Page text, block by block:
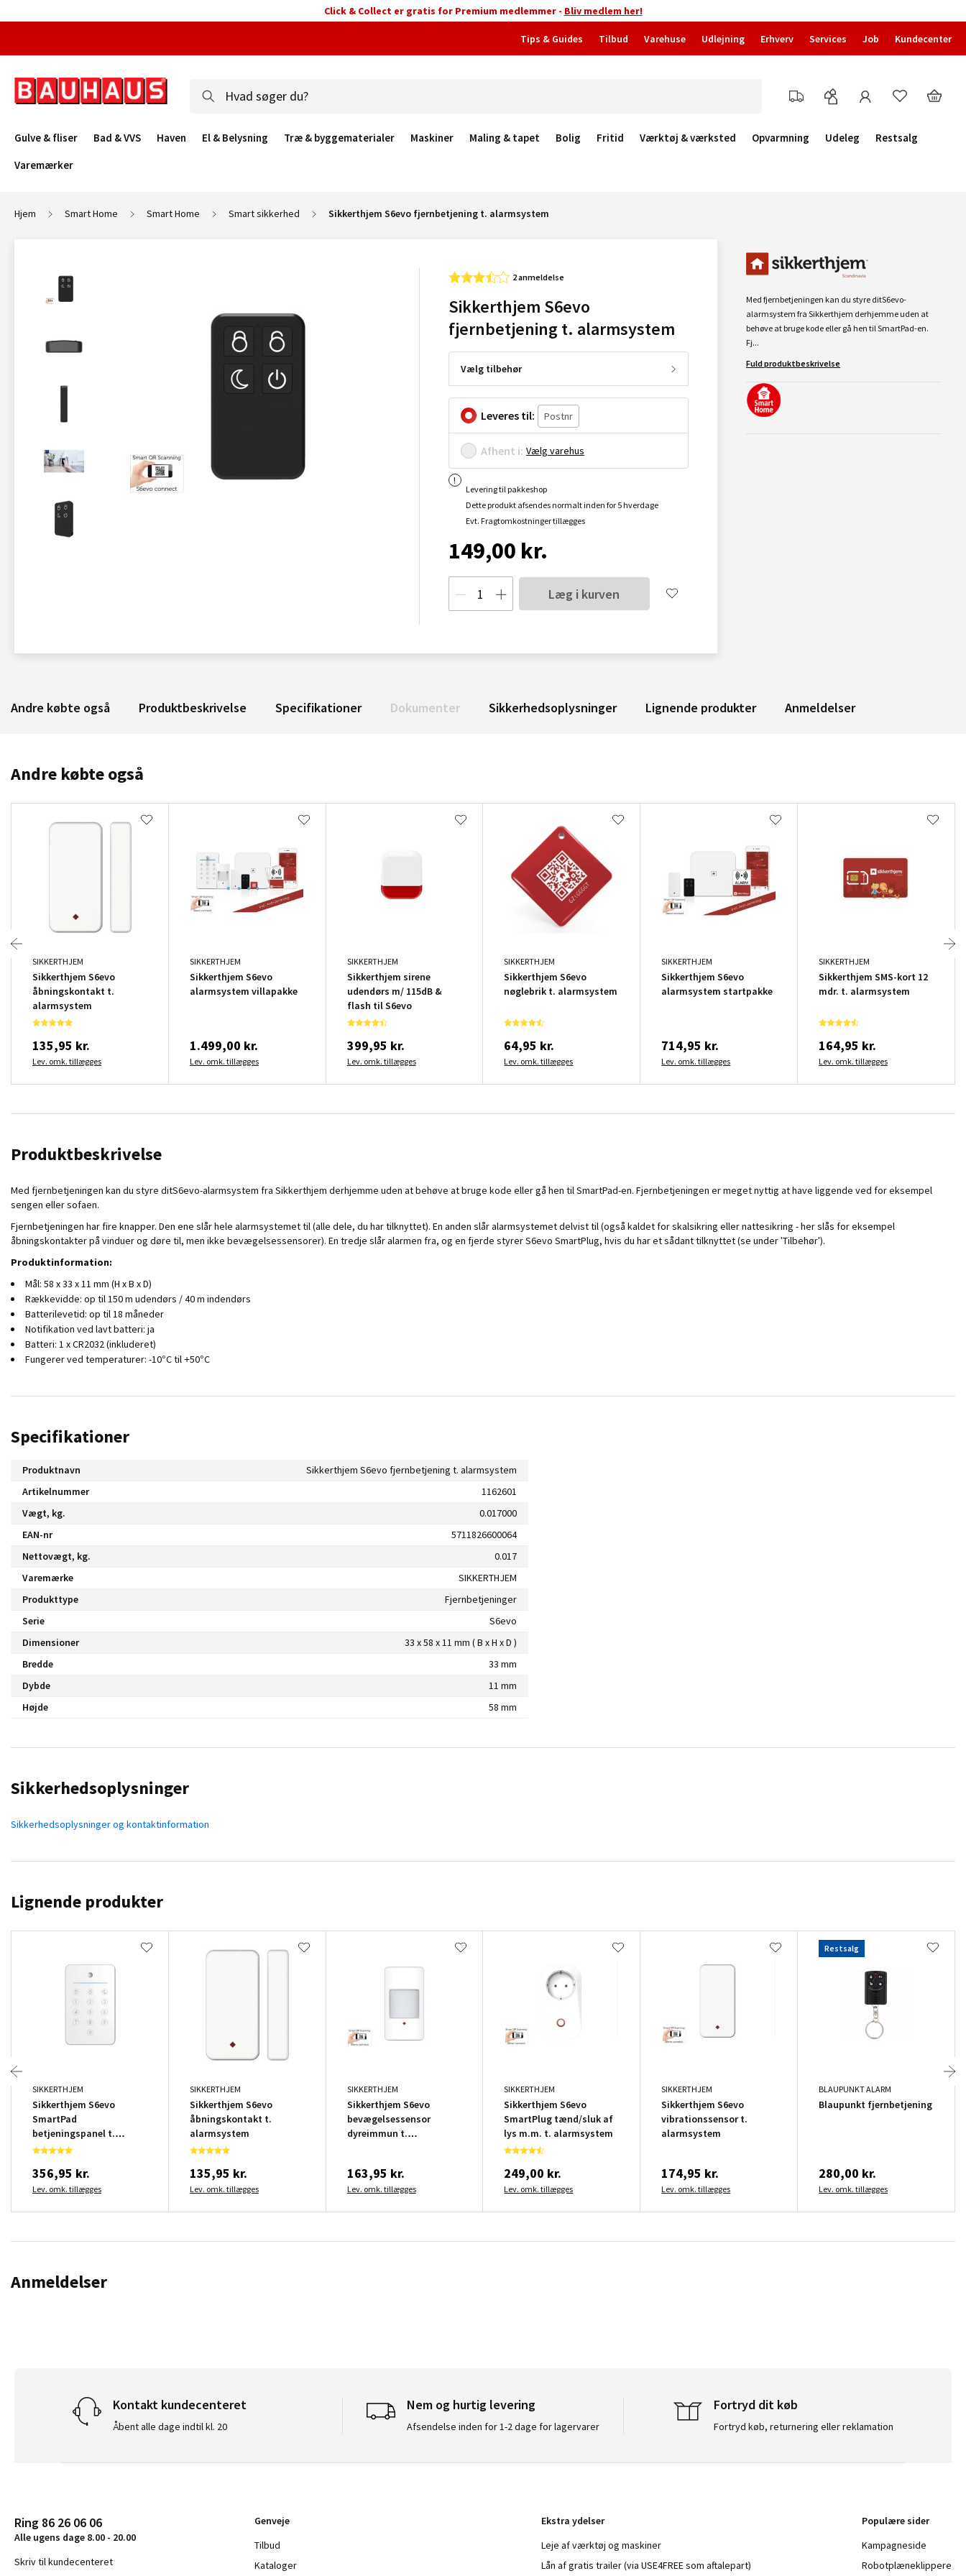
Click & Collect er gratis for Premium medlemmer - Bliv medlem her!
Tips & Guides Tilbud Varehuse Udlejning Erhverv Services Job Kundecenter
Gulve & fliser Bad & VVS Haven El & Belysning Træ & byggematerialer Maskiner Maling & tapet Bolig Fritid Værktøj & værksted Opvarmning Udeleg
Restsalg
Varemærker
Hjem Smart Home Smart Home Smart sikkerhed Sikkerthjem S6evo fjernbetjening t. alarmsystem
2 anmeldelse
Sikkerthjem S6evo
fjernbetjening t. alarmsystem
Vælg tilbehør
Leveres til:
Afhent i: Vælg varehus
Levering til pakkeshop
Dette produkt afsendes normalt inden for 5 hverdage
Evt. Fragtomkostninger tillægges
149,00 kr.
Læg i kurven
Med fjernbetjeningen kan du styre ditS6evo-
alarmsystem fra Sikkerthjem derhjemme uden at
behøve at bruge kode eller gå hen til SmartPad-en.
Fj...
Fuld produktbeskrivelse
Andre købte også Produktbeskrivelse Specifikationer Dokumenter Sikkerhedsoplysninger Lignende produkter Anmeldelser
Andre købte også
SIKKERTHJEM
Sikkerthjem S6evo
åbningskontakt t.
alarmsystem
135,95 kr.
Lev. omk. tillægges
SIKKERTHJEM
Sikkerthjem S6evo
alarmsystem villapakke
1.499,00 kr.
Lev. omk. tillægges
SIKKERTHJEM
Sikkerthjem sirene
udendørs m/ 115dB &
flash til S6evo
399,95 kr.
Lev. omk. tillægges
SIKKERTHJEM
Sikkerthjem S6evo
nøglebrik t. alarmsystem
64,95 kr.
Lev. omk. tillægges
SIKKERTHJEM
Sikkerthjem S6evo
alarmsystem startpakke
714,95 kr.
Lev. omk. tillægges
SIKKERTHJEM
Sikkerthjem SMS-kort 12
mdr. t. alarmsystem
164,95 kr.
Lev. omk. tillægges
Produktbeskrivelse
Med fjernbetjeningen kan du styre ditS6evo-alarmsystem fra Sikkerthjem derhjemme uden at behøve at bruge kode eller gå hen til SmartPad-en. Fjernbetjeningen er meget nyttig at have liggende ved for eksempel
sengen eller sofaen.
Fjernbetjeningen har fire knapper. Den ene slår hele alarmsystemet til (alle dele, du har tilknyttet). En anden slår alarmsystemet delvist til (også kaldet for skalsikring eller nattesikring - her slås for eksempel
åbningskontakter på vinduer og døre til, men ikke bevægelsessensorer). En tredje slår alarmen fra, og en fjerde styrer S6evo SmartPlug, hvis du har et sådant tilknyttet (se under 'Tilbehør').
Produktinformation:
Mål: 58 x 33 x 11 mm (H x B x D)
Rækkevidde: op til 150 m udendørs / 40 m indendørs
Batterilevetid: op til 18 måneder
Notifikation ved lavt batteri: ja
Batteri: 1 x CR2032 (inkluderet)
Fungerer ved temperaturer: -10°C til +50°C
Specifikationer
Produktnavn
Sikkerthjem S6evo fjernbetjening t. alarmsystem
Artikelnummer
1162601
Vægt, kg.
0.017000
EAN-nr
5711826600064
Nettovægt, kg.
0.017
Varemærke
SIKKERTHJEM
Produkttype
Fjernbetjeninger
Serie
S6evo
Dimensioner
33 x 58 x 11 mm ( B x H x D )
Bredde
33 mm
Dybde
11 mm
Højde
58 mm
Sikkerhedsoplysninger
Sikkerhedsoplysninger og kontaktinformation
Lignende produkter
SIKKERTHJEM
Sikkerthjem S6evo
SmartPad
betjeningspanel t.
alarmsystem
356,95 kr.
Lev. omk. tillægges
SIKKERTHJEM
Sikkerthjem S6evo
åbningskontakt t.
alarmsystem
135,95 kr.
Lev. omk. tillægges
SIKKERTHJEM
Sikkerthjem S6evo
bevægelsessensor
dyreimmun t.
163,95 kr.
Lev. omk. tillægges
SIKKERTHJEM
Sikkerthjem S6evo
SmartPlug tænd/sluk af
lys m.m. t. alarmsystem
249,00 kr.
Lev. omk. tillægges
SIKKERTHJEM
Sikkerthjem S6evo
vibrationssensor t.
alarmsystem
174,95 kr.
Lev. omk. tillægges
Restsalg
BLAUPUNKT ALARM
Blaupunkt fjernbetjening
280,00 kr.
Lev. omk. tillægges
Anmeldelser
Kontakt kundecenteret
Åbent alle dage indtil kl. 20
Nem og hurtig levering
Afsendelse inden for 1-2 dage for lagervarer
Fortryd dit køb
Fortryd køb, returnering eller reklamation
Ring 86 26 06 06
Alle ugens dage 8.00 - 20.00
Skriv til kundecenteret
Genveje
Tilbud
Kataloger
Ekstra ydelser
Leje af værktøj og maskiner
Lån af gratis trailer (via USE4FREE som aftalepart)
Populære sider
Kampagneside
Robotplæneklippere